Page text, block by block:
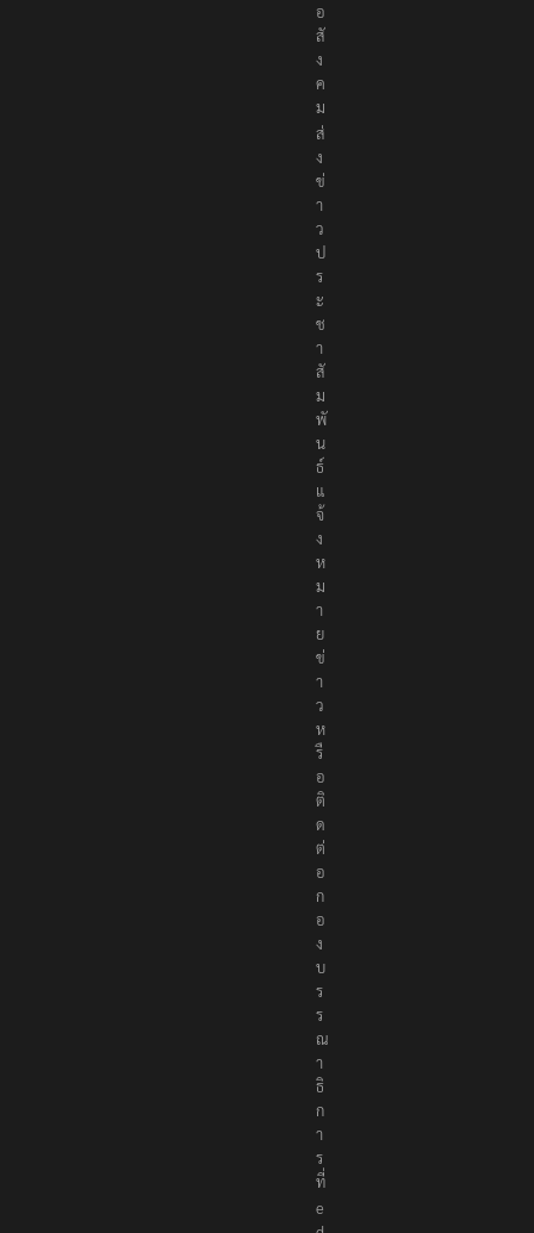
อ
สั
ง
ค
ม
ส่
ง
ข่
า
ว
ป
ร
ะ
ช
า
สั
ม
พั
น
ธ์
แ
จ้
ง
ห
ม
า
ย
ข่
า
ว
ห
รื
อ
ติ
ด
ต่
อ
ก
อ
ง
บ
ร
ร
ณ
า
ธิ
ก
า
ร
ที่
e